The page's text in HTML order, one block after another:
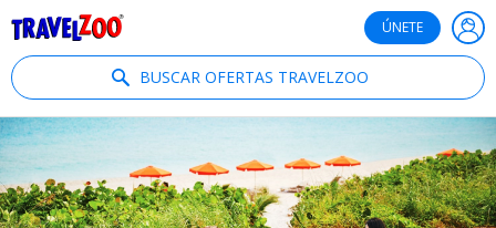
ÚNETE
BUSCAR OFERTAS TRAVELZOO